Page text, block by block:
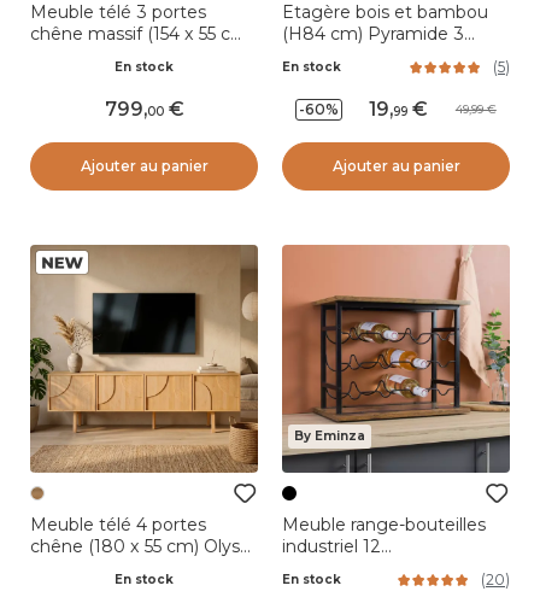
Meuble télé 3 portes
chêne massif (154 x 55 cm)
En stock
799,00
Ajouter au panier
Etagère bois et bambou
(H84 cm) Pyramide 3
En stock (5)
-60% 19,99 49,99
Ajouter au panier
Meuble télé 4 portes
chêne (180 x 55 cm) Olys
En stock
By Eminza
Meuble range-bouteilles
industriel 12
emplacements (H40 cm)
Auguste Noir
En stock (20)